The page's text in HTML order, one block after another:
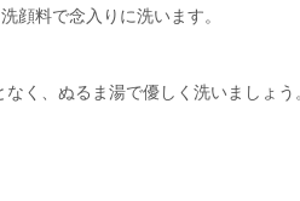
顔料で念入りに洗います。
く、ぬるま湯で優しく洗いましょ